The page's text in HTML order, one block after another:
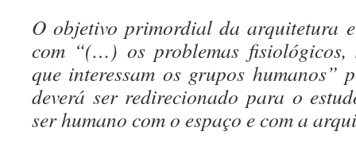
O objetivo primordial da arquitetura
com “(…) os problemas fisiológicos,
que interessam os grupos humanos”
deverá ser redirecionado para o
ser humano com o espaço e com a